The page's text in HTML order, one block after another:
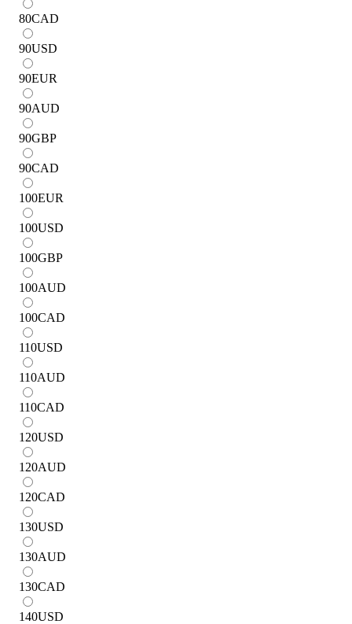
80CAD
90USD
90EUR
90AUD
90GBP
90CAD
100EUR
100USD
100GBP
100AUD
100CAD
110USD
110AUD
110CAD
120USD
120AUD
120CAD
130USD
130AUD
130CAD
140USD